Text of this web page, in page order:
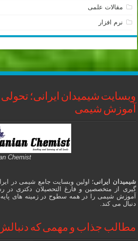
مقالات علمی
نرم افزار
وبسایت شیمیدان ایرانی؛
آموزش شیمی
Chemist
شیمیدان ایرانی؛ اولین وبسایت جامع شیمی در
گیری از متخصصین و فارغ التحصیلان دکتری
آموزش شیمی را در همه سطوح در زمینه های
دنبال می کند.
مطالب جذاب و مهمی که